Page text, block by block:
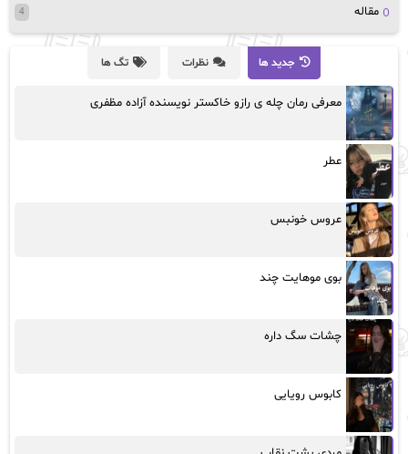
مقاله 4
جدید ها نظرات تگ ها
معرفی رمان چله ی رازو خاکستر نویسنده آزاده مظفری
عطر
عروس خونبس
بوی موهایت چند
چشات سگ داره
کابوس رویایی